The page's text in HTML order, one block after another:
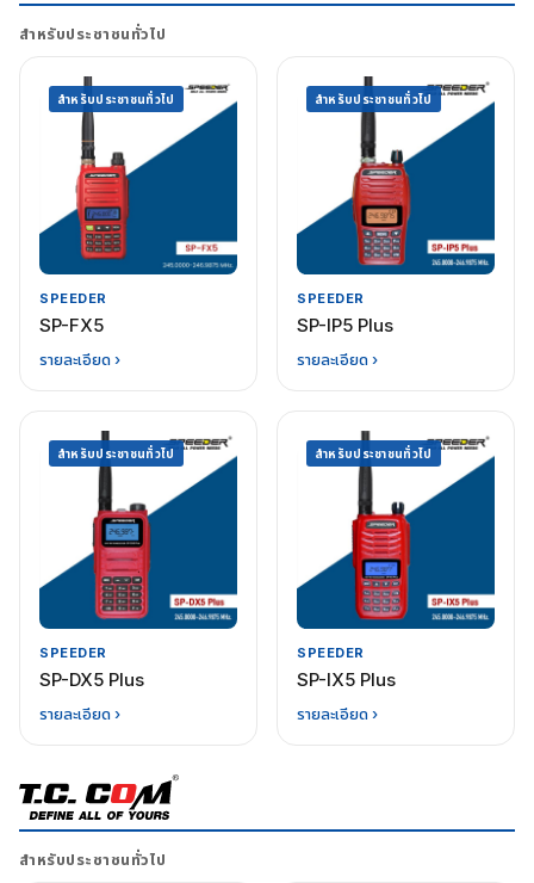
สำหรับประชาชนทั่วไป
สำหรับประชาชนทั่วไป
SPEEDER
SP-FX5
รายละเอียด ›
สำหรับประชาชนทั่วไป
SPEEDER
SP-IP5 Plus
รายละเอียด ›
สำหรับประชาชนทั่วไป
SPEEDER
SP-DX5 Plus
รายละเอียด ›
สำหรับประชาชนทั่วไป
SPEEDER
SP-IX5 Plus
รายละเอียด ›
สำหรับประชาชนทั่วไป